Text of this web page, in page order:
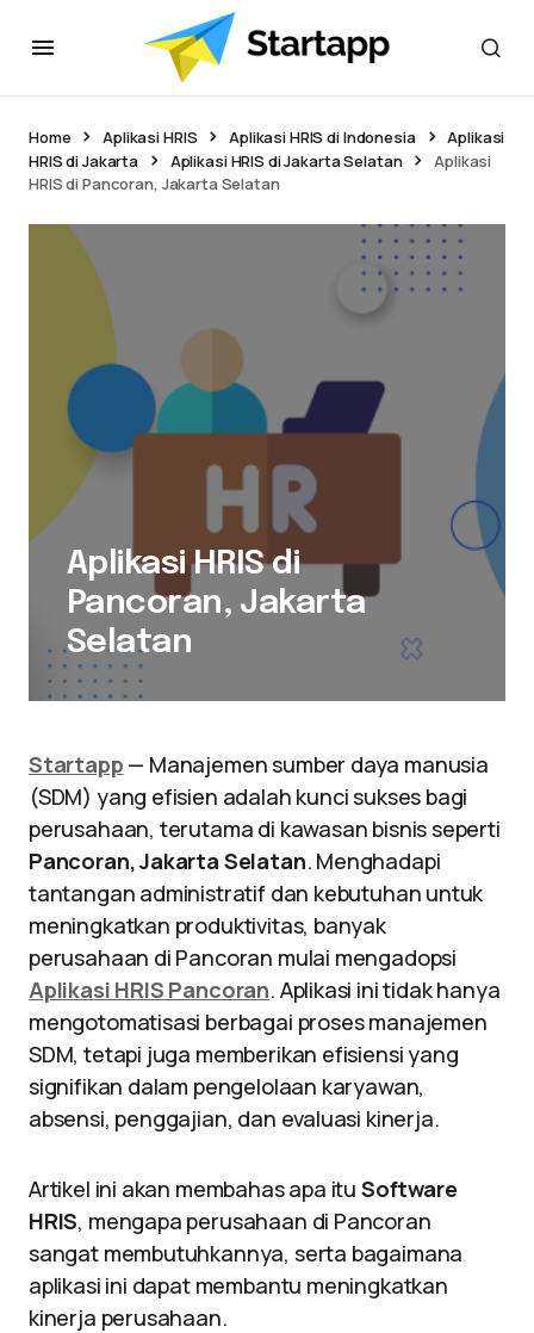
Home Aplikasi HRIS Aplikasi HRIS di Indonesia
Aplikasi
HRIS di Jakarta
Aplikasi HRIS di Jakarta Selatan
Aplikasi
HRIS di Pancoran, Jakarta Selatan
Aplikasi HRIS di
Pancoran, Jakarta
Selatan
Startapp — Manajemen sumber daya manusia
(SDM) yang efisien adalah kunci sukses bagi
perusahaan, terutama di kawasan bisnis seperti
Pancoran, Jakarta Selatan. Menghadapi
tantangan administratif dan kebutuhan untuk
meningkatkan produktivitas, banyak
perusahaan di Pancoran mulai mengadopsi
Aplikasi HRIS Pancoran. Aplikasi ini tidak hanya
mengotomatisasi berbagai proses manajemen
SDM, tetapi juga memberikan efisiensi yang
signifikan dalam pengelolaan karyawan,
absensi, penggajian, dan evaluasi kinerja.
Artikel ini akan membahas apa itu Software
HRIS, mengapa perusahaan di Pancoran
sangat membutuhkannya, serta bagaimana
aplikasi ini dapat membantu meningkatkan
kinerja perusahaan.